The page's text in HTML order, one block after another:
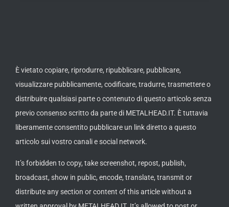
È vietato copiare, riprodurre, ripubblicare, pubblicare,
visualizzare pubblicamente, codificare, tradurre, trasmettere o
distribuire qualsiasi parte o contenuto di questo articolo senza
previo consenso scritto da parte di METALHEAD.IT. È tuttavia
liberamente consentito pubblicare un link diretto a questo
articolo sui vostro canali e social network.
It’s forbidden to copy, take screenshot, repost, publish,
broadcast, show in public, encode, translate, transmit or
distribute any section or content of this article without a